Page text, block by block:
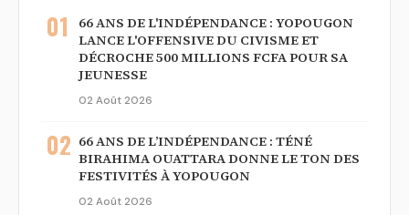
01
66 ANS DE L'INDÉPENDANCE : YOPOUGON
LANCE L'OFFENSIVE DU CIVISME ET
DÉCROCHE 500 MILLIONS FCFA POUR SA
JEUNESSE
02 Août 2026
02 66 ANS DE L’INDÉPENDANCE : TÉNÉ
BIRAHIMA OUATTARA DONNE LE TON DES
FESTIVITÉS À YOPOUGON
02 Août 2026